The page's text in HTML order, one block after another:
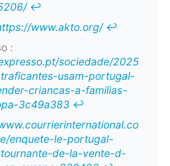
↩︎
www.akto.org/ ↩︎
:
sociedade/2025
usam-portugal-
criancas-a-familias-
3c49a383 ↩︎
enquete-le-portugal-
de-la-vente-d-